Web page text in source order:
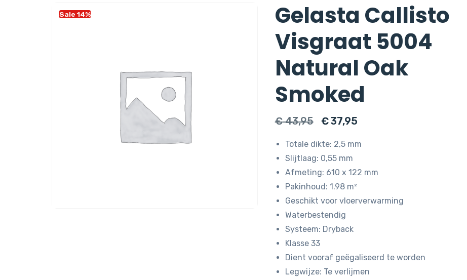
Sale 14%
Gelasta Callisto
Visgraat 5004
Natural Oak
Smoked
€43,95
Oorspronkelijke
was:
€ 43,95.
€37,95Huidige
€ 37,95.
Totale dikte: 2,5 mm
Slijtlaag: 0,55 mm
Afmeting: 610 x 122 mm
Pakinhoud: 1.98 m²
Geschikt voor vloerverwarming
Waterbestendig
Systeem: Dryback
Klasse 33
Dient vooraf geëgaliseerd te worden
Legwijze: Te verlijmen